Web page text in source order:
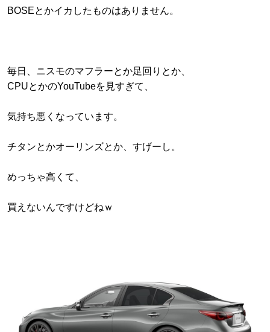
BOSEとかイカしたものはありません。
毎日、ニスモのマフラーとか足回りとか、
CPUとかのYouTubeを見すぎて、
気持ち悪くなっています。
チタンとかオーリンズとか、すげーし。
めっちゃ高くて、
買えないんですけどねｗ